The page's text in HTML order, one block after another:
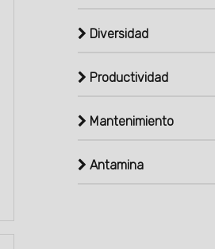
Diversidad
Productividad
Mantenimiento
Antamina